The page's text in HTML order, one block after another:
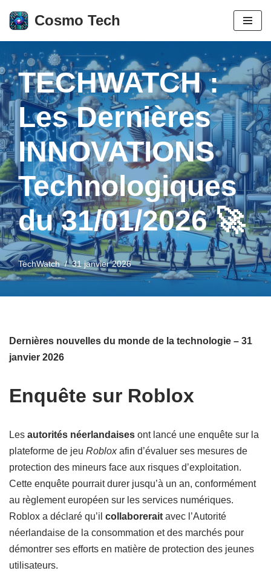
Aller
contenu
Cosmo Tech
TECHWATCH :
Les Dernières
INNOVATIONS
Technologiques
du 31/01/2026 🚀
TechWatch 31 janvier 2026
Dernières nouvelles du monde de la technologie – 31
janvier 2026
Enquête sur Roblox
Les autorités néerlandaises ont lancé une enquête sur la
plateforme de jeu Robloxafin d’évaluer ses mesures de
protection des mineurs face aux risques d’exploitation.
Cette enquête pourrait durer jusqu’à un an, conformément
au règlement européen sur les services numériques.
Roblox a déclaré qu’il collaborerait avec l’Autorité
néerlandaise de la consommation et des marchés pour
démontrer ses efforts en matière de protection des jeunes
utilisateurs.